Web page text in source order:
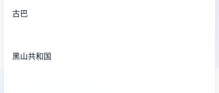
古巴
黑山共和国